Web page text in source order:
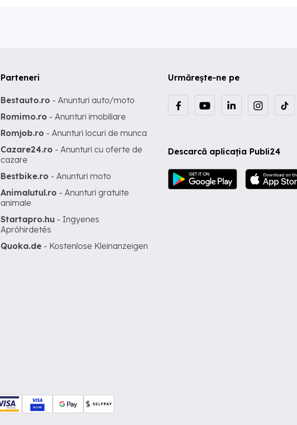
Urmărește-ne pe
Descarcă aplicația Publi24
Parteneri
Bestauto.ro - Anunturi auto/moto
Romimo.ro - Anunturi imobiliare
Romjob.ro - Anunturi locuri de munca
Cazare24.ro - Anunturi cu oferte de
cazare
Bestbike.ro - Anunturi moto
Animalutul.ro - Anunturi gratuite
animale
Startapro.hu - Ingyenes
Apróhirdetés
Quoka.de - Kostenlose Kleinanzeigen